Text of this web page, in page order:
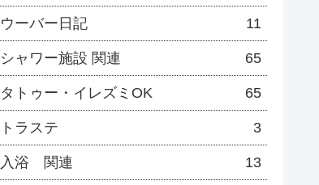
ウーバー日記 11
シャワー施設 関連 65
タトゥー・イレズミOK 65
トラステ 3
入浴 関連 13